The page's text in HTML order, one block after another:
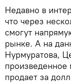
Недавно в
что через
смогут
рынке. А на
Нурмуратова,
продает за